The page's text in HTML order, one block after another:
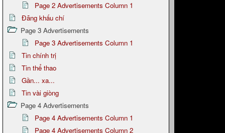
Page 2 Advertisements Column 1
Đãng khấu chí
Page 3 Advertisements
Page 3 Advertisements Column 1
Tin chính trị
Tin thể thao
Gần... xa...
Tin vài giòng
Page 4 Advertisements
Page 4 Advertisements Column 1
Page 4 Advertisements Column 2